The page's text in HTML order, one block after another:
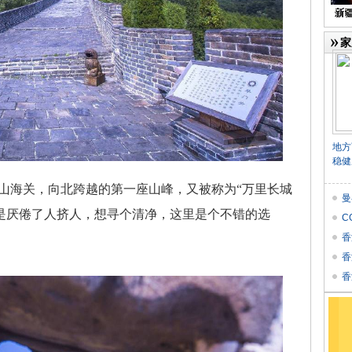
关，向北跨越的第一座山峰，又被称为“万里长城
厌倦了人挤人，想寻个清净，这里是个不错的选
地
稳
个
★